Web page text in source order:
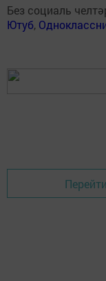
Без социаль
Ютуб,